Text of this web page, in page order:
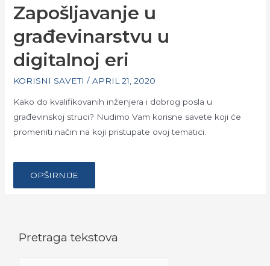
Zapošljavanje u
građevinarstvu u
digitalnoj eri
KORISNI SAVETI /APRIL 21, 2020
Kako do kvalifikovanih inženjera i dobrog posla u
građevinskoj struci? Nudimo Vam korisne savete koji će
promeniti način na koji pristupate ovoj tematici.
…
ZAPOŠLJAVANJE
U
GRAĐEVINARSTVU
OPŠIRNIJE
Pretraga tekstova